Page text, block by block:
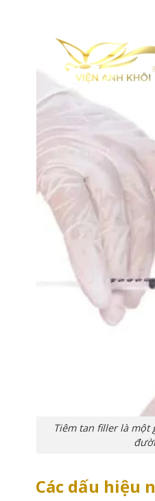
Tiêm tan filler là
Các dấu hiệu